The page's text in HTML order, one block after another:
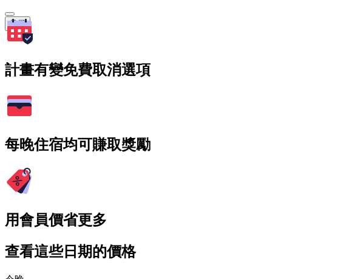
搜尋
計畫有變免費取消選項
每晚住宿均可賺取獎勵
用會員價省更多
查看這些日期的價格